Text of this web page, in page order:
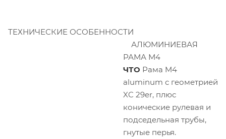
ТЕХНИЧЕСКИЕ ОСОБЕННОСТИ
АЛЮМИНИЕВАЯ
РАМА М4
ЧТО Рама M4
aluminum с геометрией
XC 29er, плюс
конические рулевая и
подседельная трубы,
гнутые перья.